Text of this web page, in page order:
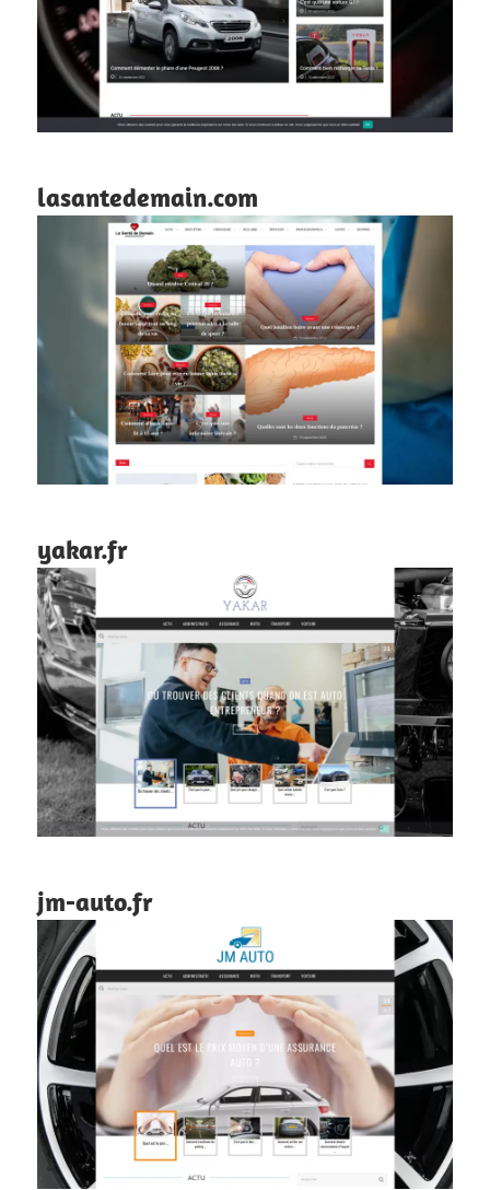
lasantedemain.com
yakar.fr
jm-auto.fr